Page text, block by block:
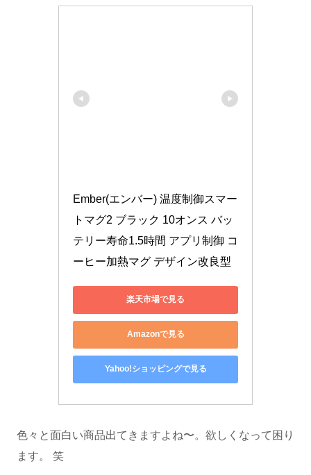
Ember(エンバー) 温度制御スマー
トマグ2 ブラック 10オンス バッ
テリー寿命1.5時間 アプリ制御 コ
ーヒー加熱マグ デザイン改良型
楽天市場で見る
Amazonで見る
Yahoo!ショッピングで見る
色々と面白い商品出てきますよね〜。欲しくなって困り
ます。 笑